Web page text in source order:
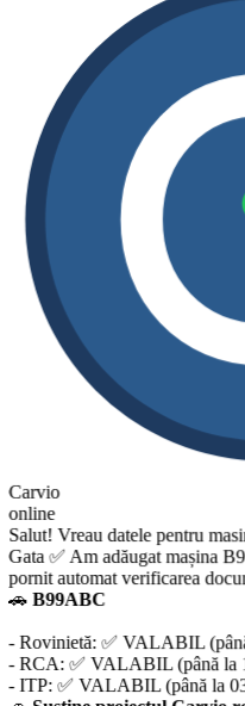
online
Salut! Vreau datele pentru
Gata ✅ Am adăugat mașina
automat verificarea
B99ABC
Rovinietă: ✅ VALABIL (până
RCA: ✅ VALABIL (până la
ITP: ✅ VALABIL (până la
Susține proiectul Carvio.ro!